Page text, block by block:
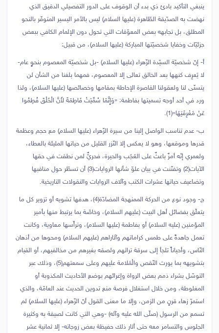
ينبغي التأكيد بادئ ذي بدء أن الوقوف على الدور التفصيلي الدقيق الذي
نهضت به الصدّيقة الطّاهرة (عليها السلام) ليس بالأمر اليسير المتوفّر بالنحو
المطلق، بل تجابهه بعض المعوّقات التي تحول دون الإلمام الكافي ببعض
جزئيّات وخفايا شخصيّتها المباركة (عليها السلام)، من قبيل:
‌أ- إنّ شخصيّة السيّدة الزّهراء (عليها السلام) -بل شخصيّة المعصوم بنحوٍ عام-
لا يَعرِف كنهها بعد الخالق تعالى إلا المعصوم، فمهما بلغنا من الشأن لن
يتسنّى لنا ولعقولنا القاصرة الإحاطة بمقامها وخصائصها (عليها السلام)، ولذا
ورد في أحد أوجه تسميتها بفاطمة: «وَإِنَّمَا سُمِّيَتْ فَاطِمَةَ لأَنَّ الْخَلْقَ فُطِمُوا
عَنْ مَعْرِفَتِهَا»(1).
‌ب- عدم تناسب الواصل إلينا من سيرة الزّهراء (عليها السلام) مع حجم وعظمة
قدرها وموقعها، وهو لا يعكس إلا النّزر القليل من حياتها المليئة بالعطاء،
ولعمري إنّه أمرٌ باعثٌ على العَجَب والحيرة، فحريٌّ لمن نطقت في حقها
الآيات(2) وتفنّنت في بيان علوّ شأنها الروايات(3) أن تسطّر حول مناقبها
وتضاعيف حياتها عشرات الكتب وآلاف الروايات والنقولات التاريخية.
‌ج- وجود نوع من الحركة الممنهجة المضادّة(4)، هدفها تشويه أو تزوير كل ما
يتعلّق بفضائل أهل البيت (عليهم السلام)، وخاصّة بما يرتبط منها بأمير
المؤمنين (عليه السلام) أو بفاطمة (عليها السلام)، وترأّسها معاوية، وكانت
تعمل جاهدةً على طمس كراماتهم وآثاراهم (عليهم السلام) ومحوها من أذهان
النّاس، وأحياناً تلجأ إلى سرقة تراثهم ولصقه بغيرهم من مخالفيهم، أو القيام
بتشويهه بما يورث النّقص والْمَلامة عليهم وعلى سمعتهم(5)، وذلك عبر
التوسّل بشراء ذمم بعض الرواة وإغرائهم بوضع الأحاديث المكذوبة أو
المغلوطة، ومن خلال استغلال فرصة منع تدوين الحديث عند العامّة، والذي
استمرّ زهاء قرنٍ من الزمن، وإلا ما معنى القول أنّ الزّهراء (عليها السلام) لم
تسمع من الرسول (صلّى الله عليه وآله) -وهي التي كانت لصيقة به وكثيرة
الجلوس والتسامر معه حتى أثار ذلك حفيظة بعض زوجاته- إلا ثمانية عشر